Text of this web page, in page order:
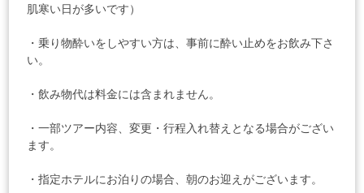
肌寒い日が多いです）
・乗り物酔いをしやすい方は、事前に酔い止めをお飲み下さ
い。
・飲み物代は料金には含まれません。
・一部ツアー内容、変更・行程入れ替えとなる場合がござい
ます。
・指定ホテルにお泊りの場合、朝のお迎えがございます。